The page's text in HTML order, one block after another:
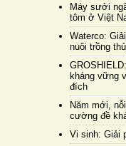
Máy sưởi
tôm ở Việt
Waterco:
nuôi trồng
kháng vững
đích
Năm mới,
cường đề
Vi sinh: Giải